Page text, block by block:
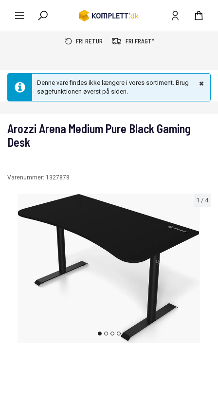
FRI RETUR FRI FRAGT*
Denne vare findes ikke længere i vores sortiment. Brug
søgefunktionen øverst på siden.
1 / 4
Arozzi Arena Medium Pure Black Gaming
Desk
Varenummer: 1327878